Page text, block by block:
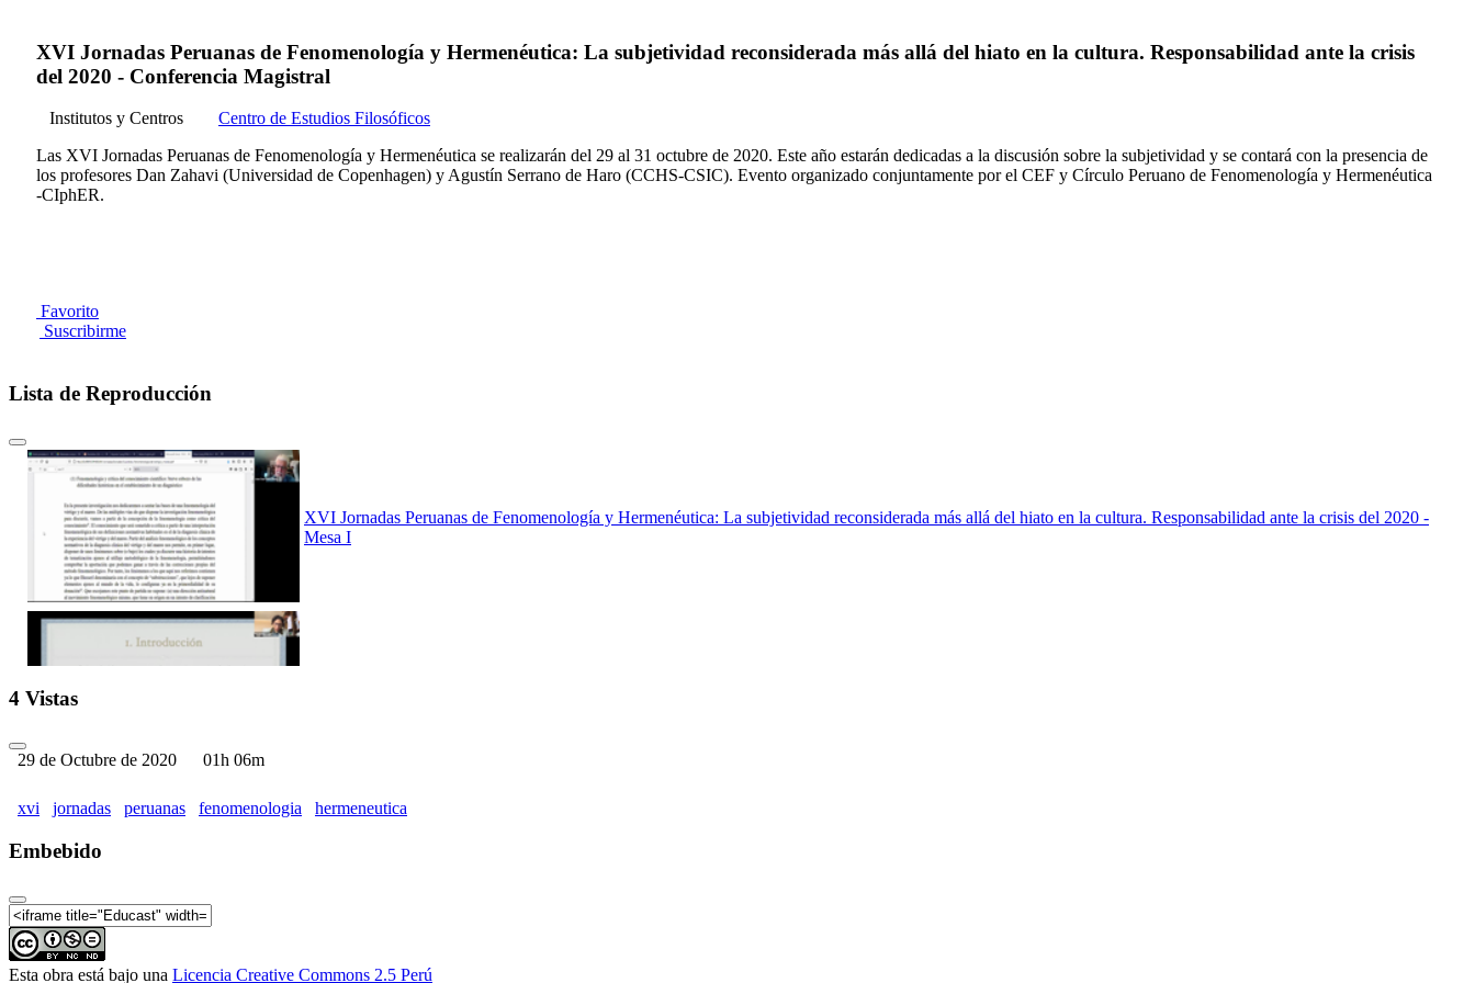
XVI Jornadas Peruanas de Fenomenología y Hermenéutica: La subjetividad reconsiderada más allá del hiato en la cultura. Responsabilidad ante la crisis
del 2020 - Conferencia Magistral
Institutos y Centros
Centro de Estudios Filosóficos
Las XVI Jornadas Peruanas de Fenomenología y Hermenéutica se realizarán del 29 al 31 octubre de 2020. Este año estarán dedicadas a la discusión sobre la subjetividad y se contará con la presencia de
los profesores Dan Zahavi (Universidad de Copenhagen) y Agustín Serrano de Haro (CCHS-CSIC). Evento organizado conjuntamente por el CEF y Círculo Peruano de Fenomenología y Hermenéutica
-CIphER.
Favorito
Suscribirme
Lista de Reproducción
XVI Jornadas Peruanas de Fenomenología y Hermenéutica: La subjetividad reconsiderada más allá del hiato en la cultura. Responsabilidad ante la crisis del 2020 -
Mesa I
4 Vistas
29 de Octubre de 2020 01h 06m
xvi jornadas peruanas fenomenologia hermeneutica
Embebido
Esta obra está bajo una Licencia Creative Commons 2.5 Perú